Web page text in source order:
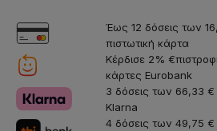
Έως 12 δόσεις των
πιστωτική κάρτα
Κέρδισε 2%
κάρτες Eurobank
3 δόσεις των 66,33 €
Klarna
4 δόσεις των 49,75 €